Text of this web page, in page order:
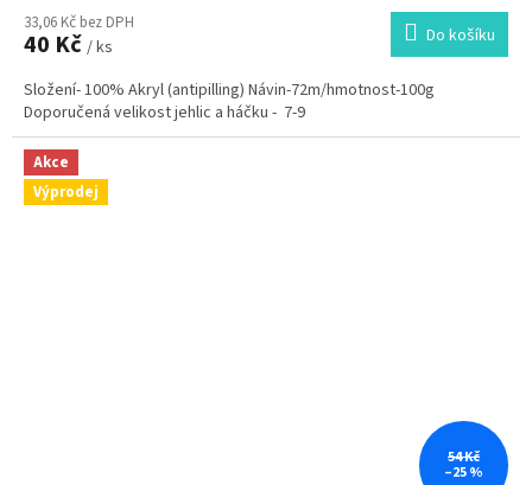
33,06 Kč bez DPH
40 Kč / ks Do košíku
Složení- 100% Akryl (antipilling) Návin-72m/hmotnost-100g
Doporučená velikost jehlic a háčku - 7-9
Akce
Výprodej
54 Kč
–25 %